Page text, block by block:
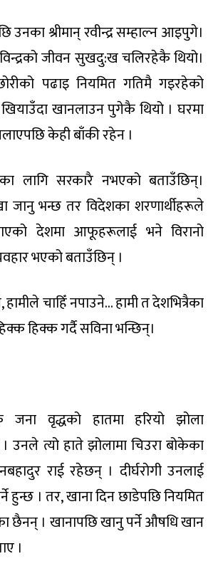
उनका श्रीमान् रवीन्द्र सम्हाल्न आइपुगे।
जीवन सुखदु:ख चलिरहेकै थियो।
पढाइ नियमित गतिमै गइरहेको
खियाउँदा खानलाउन पुगेकै थियो । घरमा
केही बाँकी रहेन ।
लागि सरकारै नभएको बताउँछिन्।
जानु भन्छ तर विदेशका शरणार्थीहरूले
देशमा आफूहरूलाई भने विरानो
भएको बताउँछिन् ।
चाहिँ नपाउने… हामी त देशभित्रैका
हिक्क गर्दै सविना भन्छिन्।
वृद्धको हातमा हरियो झोला
उनले त्यो हाते झोलामा चिउरा बोकेका
राई रहेछन् । दीर्घरोगी उनलाई
हुन्छ । तर, खाना दिन छाडेपछि नियमित
छैनन् । खानापछि खानु पर्ने औषधि खान
।